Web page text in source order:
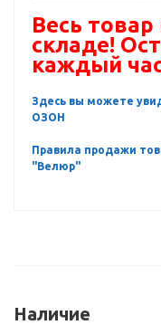
Весь
складе!
каждый
Здесь вы можете
ОЗОН
Правила продажи
"Велюр"
Наличие